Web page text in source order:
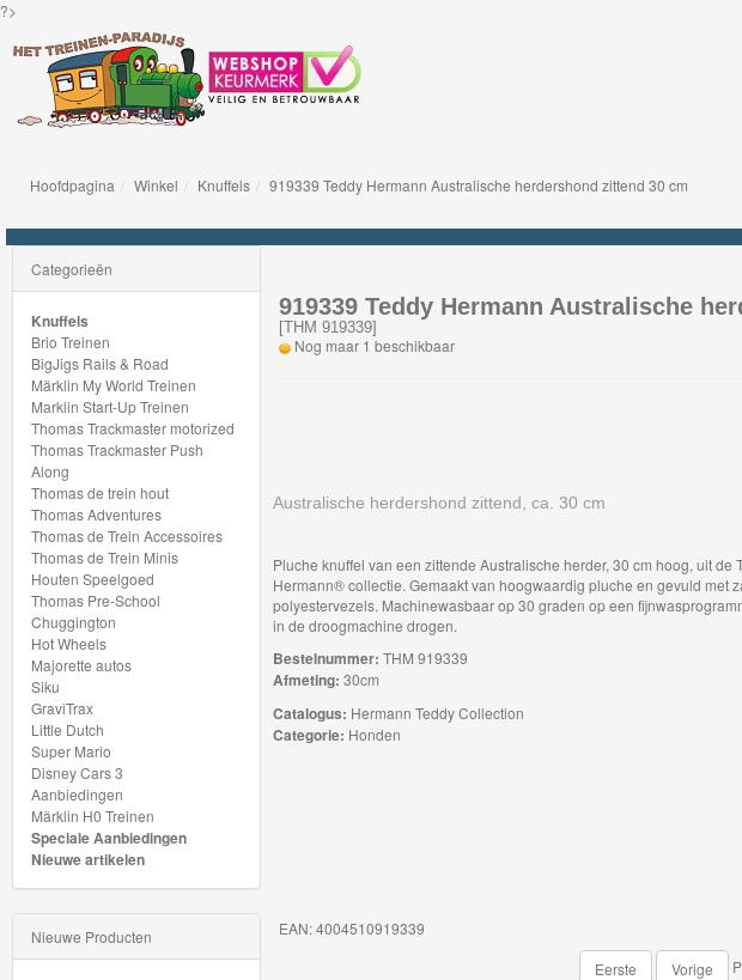
?>
Brio
Treinen
BigJigs
Rails
&
Road
Märklin
My
World
Treinen
Marklin
Start-
Up
Treinen
Thomas
Trackmaster
motorized
Thomas
Hoofdpagina
Winkel Knuffels 919339 Teddy Hermann Australische herdershond zittend 30 cm
919339 Teddy Hermann Australische
[THM 919339]
Nog maar 1 beschikbaar
Australische herdershond zittend, ca. 30 cm
Pluche knuffel van een zittende Australische herder, 30 cm hoog, uit de
Hermann® collectie. Gemaakt van hoogwaardig pluche en gevuld met
polyestervezels. Machinewasbaar op 30 graden op een
in de droogmachine drogen.
Bestelnummer: THM 919339
Afmeting: 30cm
Catalogus: Hermann Teddy Collection
Categorie: Honden
EAN: 4004510919339
Eerste
Vorige
Categorieën
Knuffels
Brio Treinen
BigJigs Rails & Road
Märklin My World Treinen
Marklin Start-Up Treinen
Thomas Trackmaster motorized
Thomas Trackmaster Push
Along
Thomas de trein hout
Thomas Adventures
Thomas de Trein Accessoires
Thomas de Trein Minis
Houten Speelgoed
Thomas Pre-School
Chuggington
Hot Wheels
Majorette autos
Siku
GraviTrax
Little Dutch
Super Mario
Disney Cars 3
Aanbiedingen
Märklin H0 Treinen
Speciale Aanbiedingen
Nieuwe artikelen
Nieuwe Producten